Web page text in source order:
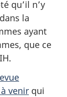
qu’il n’y
la
ayant
que ce
venir qui